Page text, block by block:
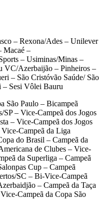
– Rexona/Ades – Unilever
Macaé –
– Usiminas/Minas –
VC/Azerbaijão – Pinheiros –
– São Cristóvão Saúde/ São
– Sesi Vôlei Bauru
São Paulo – Bicampeã
SP – Vice-Campeã dos Jogos
– Vice-Campeã dos Jogos
Campeã da Liga
do Brasil – Campeã da
de Clubes – Vice-
da Superliga – Campeã
Cup – Campeã
SC – Bi-Vice-Campeã
– Campeã da Taça
Campeã da Copa São